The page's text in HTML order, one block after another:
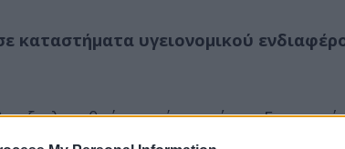
καταστήματα υγειονομικού
αξιολογηθούν εκ νέου από την